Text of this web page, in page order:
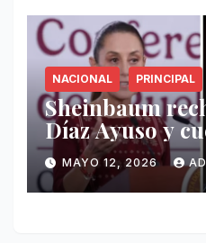
NACIONAL PRINCIPAL
Sheinbaum
Díaz Ayuso y
de funcionaria
MAYO 12, 2026